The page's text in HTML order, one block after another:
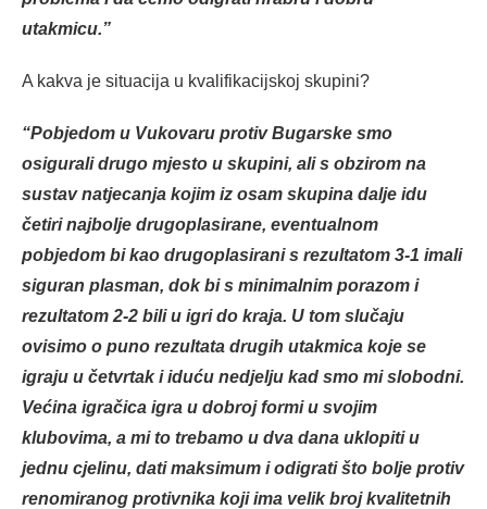
utakmicu.”
A kakva je situacija u kvalifikacijskoj skupini?
“Pobjedom u Vukovaru protiv Bugarske smo
osigurali drugo mjesto u skupini, ali s obzirom na
sustav natjecanja kojim iz osam skupina dalje idu
četiri najbolje drugoplasirane, eventualnom
pobjedom bi kao drugoplasirani s rezultatom 3-1 imali
siguran plasman, dok bi s minimalnim porazom i
rezultatom 2-2 bili u igri do kraja. U tom slučaju
ovisimo o puno rezultata drugih utakmica koje se
igraju u četvrtak i iduću nedjelju kad smo mi slobodni.
Većina igračica igra u dobroj formi u svojim
klubovima, a mi to trebamo u dva dana uklopiti u
jednu cjelinu, dati maksimum i odigrati što bolje protiv
renomiranog protivnika koji ima velik broj kvalitetnih